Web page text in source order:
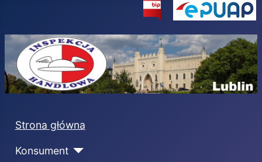
Strona główna
Konsument